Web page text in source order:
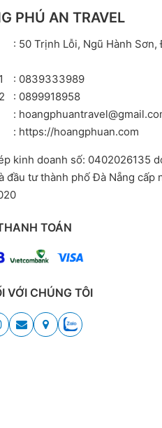
PHÚ AN TRAVEL
: 50 Trịnh Lỗi, Ngũ Hành Sơn,
: 0839333989
: 0899918958
:
: https://hoangphuan.com
kinh doanh số: 0402026135
đầu tư thành phố Đà Nẵng cấp
TOÁN
VỚI CHÚNG TÔI